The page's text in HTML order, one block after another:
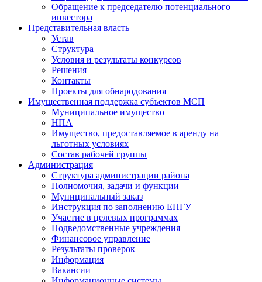
Обращение к председателю потенциального
инвестора
Представительная власть
Устав
Структура
Условия и результаты конкурсов
Решения
Контакты
Проекты для обнародования
Имущественная поддержка субъектов МСП
Муниципальное имущество
НПА
Имущество, предоставляемое в аренду на
льготных условиях
Состав рабочей группы
Администрация
Структура администрации района
Полномочия, задачи и функции
Муниципальный заказ
Инструкция по заполнению ЕПГУ
Участие в целевых программах
Подведомственные учреждения
Финансовое управление
Результаты проверок
Информация
Вакансии